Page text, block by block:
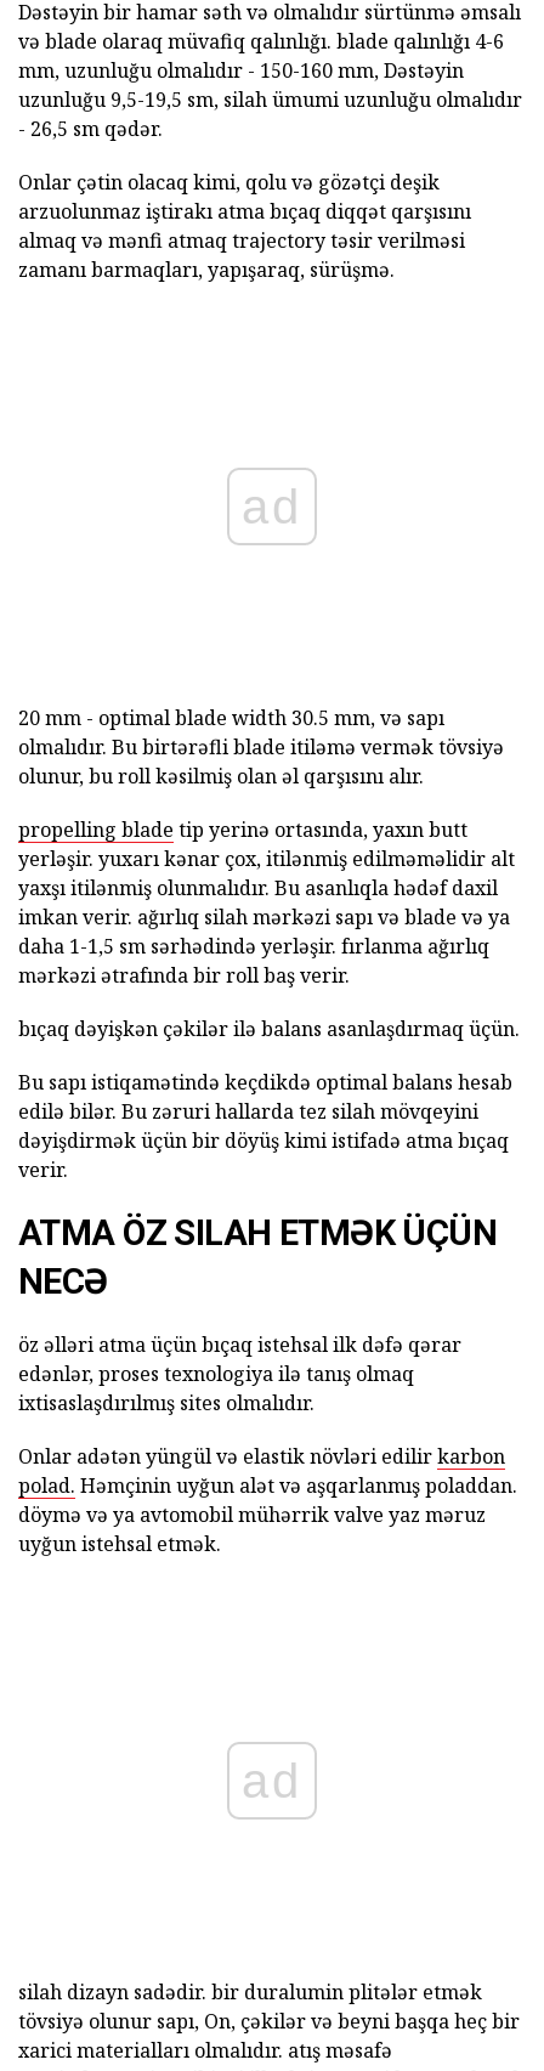
Dəstəyin bir hamar səth və olmalıdır sürtünmə əmsalı
və blade olaraq müvafiq qalınlığı. blade qalınlığı 4-6
mm, uzunluğu olmalıdır - 150-160 mm, Dəstəyin
uzunluğu 9,5-19,5 sm, silah ümumi uzunluğu olmalıdır
- 26,5 sm qədər.
Onlar çətin olacaq kimi, qolu və gözətçi deşik
arzuolunmaz iştirakı atma bıçaq diqqət qarşısını
almaq və mənfi atmaq trajectory təsir verilməsi
zamanı barmaqları, yapışaraq, sürüşmə.
ad
20 mm - optimal blade width 30.5 mm, və sapı
olmalıdır. Bu birtərəfli blade itiləmə vermək tövsiyə
olunur, bu roll kəsilmiş olan əl qarşısını alır.
propelling blade tip yerinə ortasında, yaxın butt
yerləşir. yuxarı kənar çox, itilənmiş edilməməlidir alt
yaxşı itilənmiş olunmalıdır. Bu asanlıqla hədəf daxil
imkan verir. ağırlıq silah mərkəzi sapı və blade və ya
daha 1-1,5 sm sərhədində yerləşir. fırlanma ağırlıq
mərkəzi ətrafında bir roll baş verir.
bıçaq dəyişkən çəkilər ilə balans asanlaşdırmaq üçün.
Bu sapı istiqamətində keçdikdə optimal balans hesab
edilə bilər. Bu zəruri hallarda tez silah mövqeyini
dəyişdirmək üçün bir döyüş kimi istifadə atma bıçaq
verir.
ATMA ÖZ SILAH ETMƏK ÜÇÜN
NECƏ
öz əlləri atma üçün bıçaq istehsal ilk dəfə qərar
edənlər, proses texnologiya ilə tanış olmaq
ixtisaslaşdırılmış sites olmalıdır.
Onlar adətən yüngül və elastik növləri edilirkarbon
polad. Həmçinin uyğun alət və aşqarlanmış poladdan.
döymə və ya avtomobil mühərrik valve yaz məruz
uyğun istehsal etmək.
ad
silah dizayn sadədir. bir duralumin plitələr etmək
tövsiyə olunur sapı, On, çəkilər və beyni başqa heç bir
xarici materialları olmalıdır. atış məsafə